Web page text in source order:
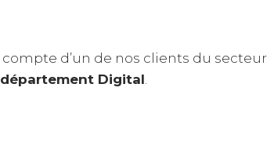
d’un de nos clients du secteur
Digital